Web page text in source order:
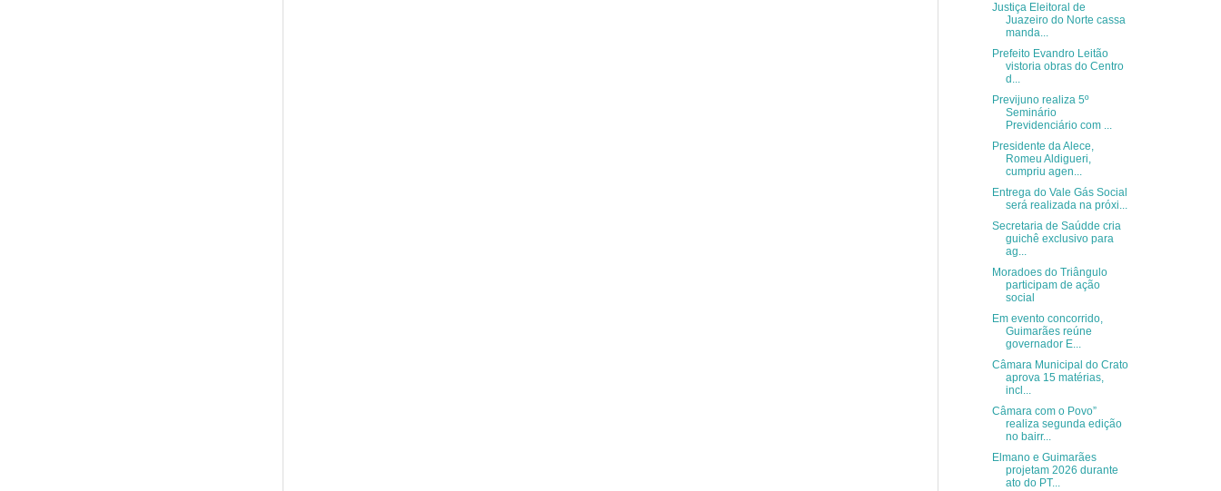
Justiça Eleitoral de
Juazeiro do Norte cassa
manda...
Prefeito Evandro Leitão
vistoria obras do Centro
d...
Previjuno realiza 5º
Seminário
Previdenciário com ...
Presidente da Alece,
Romeu Aldigueri,
cumpriu agen...
Entrega do Vale Gás Social
será realizada na próxi...
Secretaria de Saúdde cria
guichê exclusivo para
ag...
Moradoes do Triângulo
participam de ação
social
Em evento concorrido,
Guimarães reúne
governador E...
Câmara Municipal do Crato
aprova 15 matérias,
incl...
Câmara com o Povo”
realiza segunda edição
no bairr...
Elmano e Guimarães
projetam 2026 durante
ato do PT...